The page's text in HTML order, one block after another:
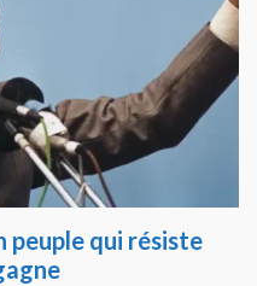
peuple qui résiste